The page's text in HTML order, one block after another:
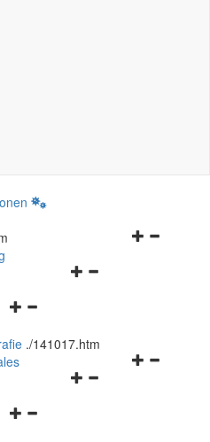
Navigationsmenü
Navigationsmenü
und
schließen
./141017.htm
Navigationsmenü
Navigationsmenü